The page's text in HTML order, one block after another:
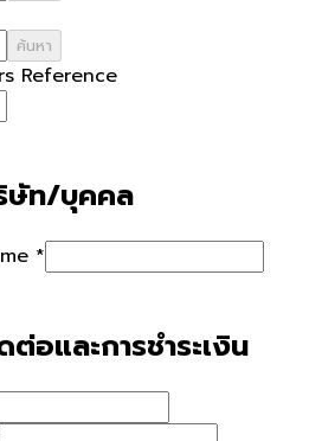
ค้นหา
Reference
ษัท/บุคคล
*
อและการชำระเงิน